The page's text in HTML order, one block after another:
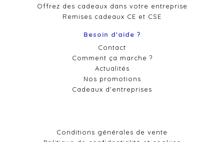
Offrez des cadeaux dans votre entreprise
Remises cadeaux CE et CSE
Besoin d'aide ?
Contact
Comment ça marche ?
Actualités
Nos promotions
Cadeaux d'entreprises
Conditions générales de vente